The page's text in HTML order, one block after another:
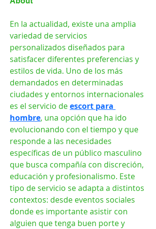
En la actualidad, existe una amplia
variedad de servicios
personalizados diseñados para
satisfacer diferentes preferencias y
estilos de vida. Uno de los más
demandados en determinadas
ciudades y entornos internacionales
es el servicio de escort para
hombre, una opción que ha ido
evolucionando con el tiempo y que
responde a las necesidades
específicas de un público masculino
que busca compañía con discreción,
educación y profesionalismo. Este
tipo de servicio se adapta a distintos
contextos: desde eventos sociales
donde es importante asistir con
alguien que tenga buen porte y